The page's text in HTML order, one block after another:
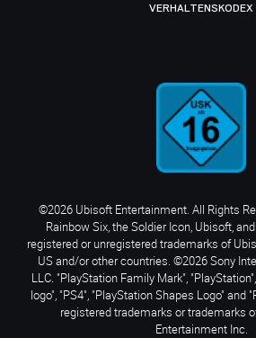
VERHALTENSKODEX
©2026 Ubisoft Entertainment. All Rights
Rainbow Six, the Soldier Icon, Ubisoft,
registered or unregistered trademarks of
US and/or other countries. ©2026 Sony
LLC. "PlayStation Family Mark",
logo", "PS4", "PlayStation Shapes Logo" and
registered trademarks or trademarks
Entertainment Inc.